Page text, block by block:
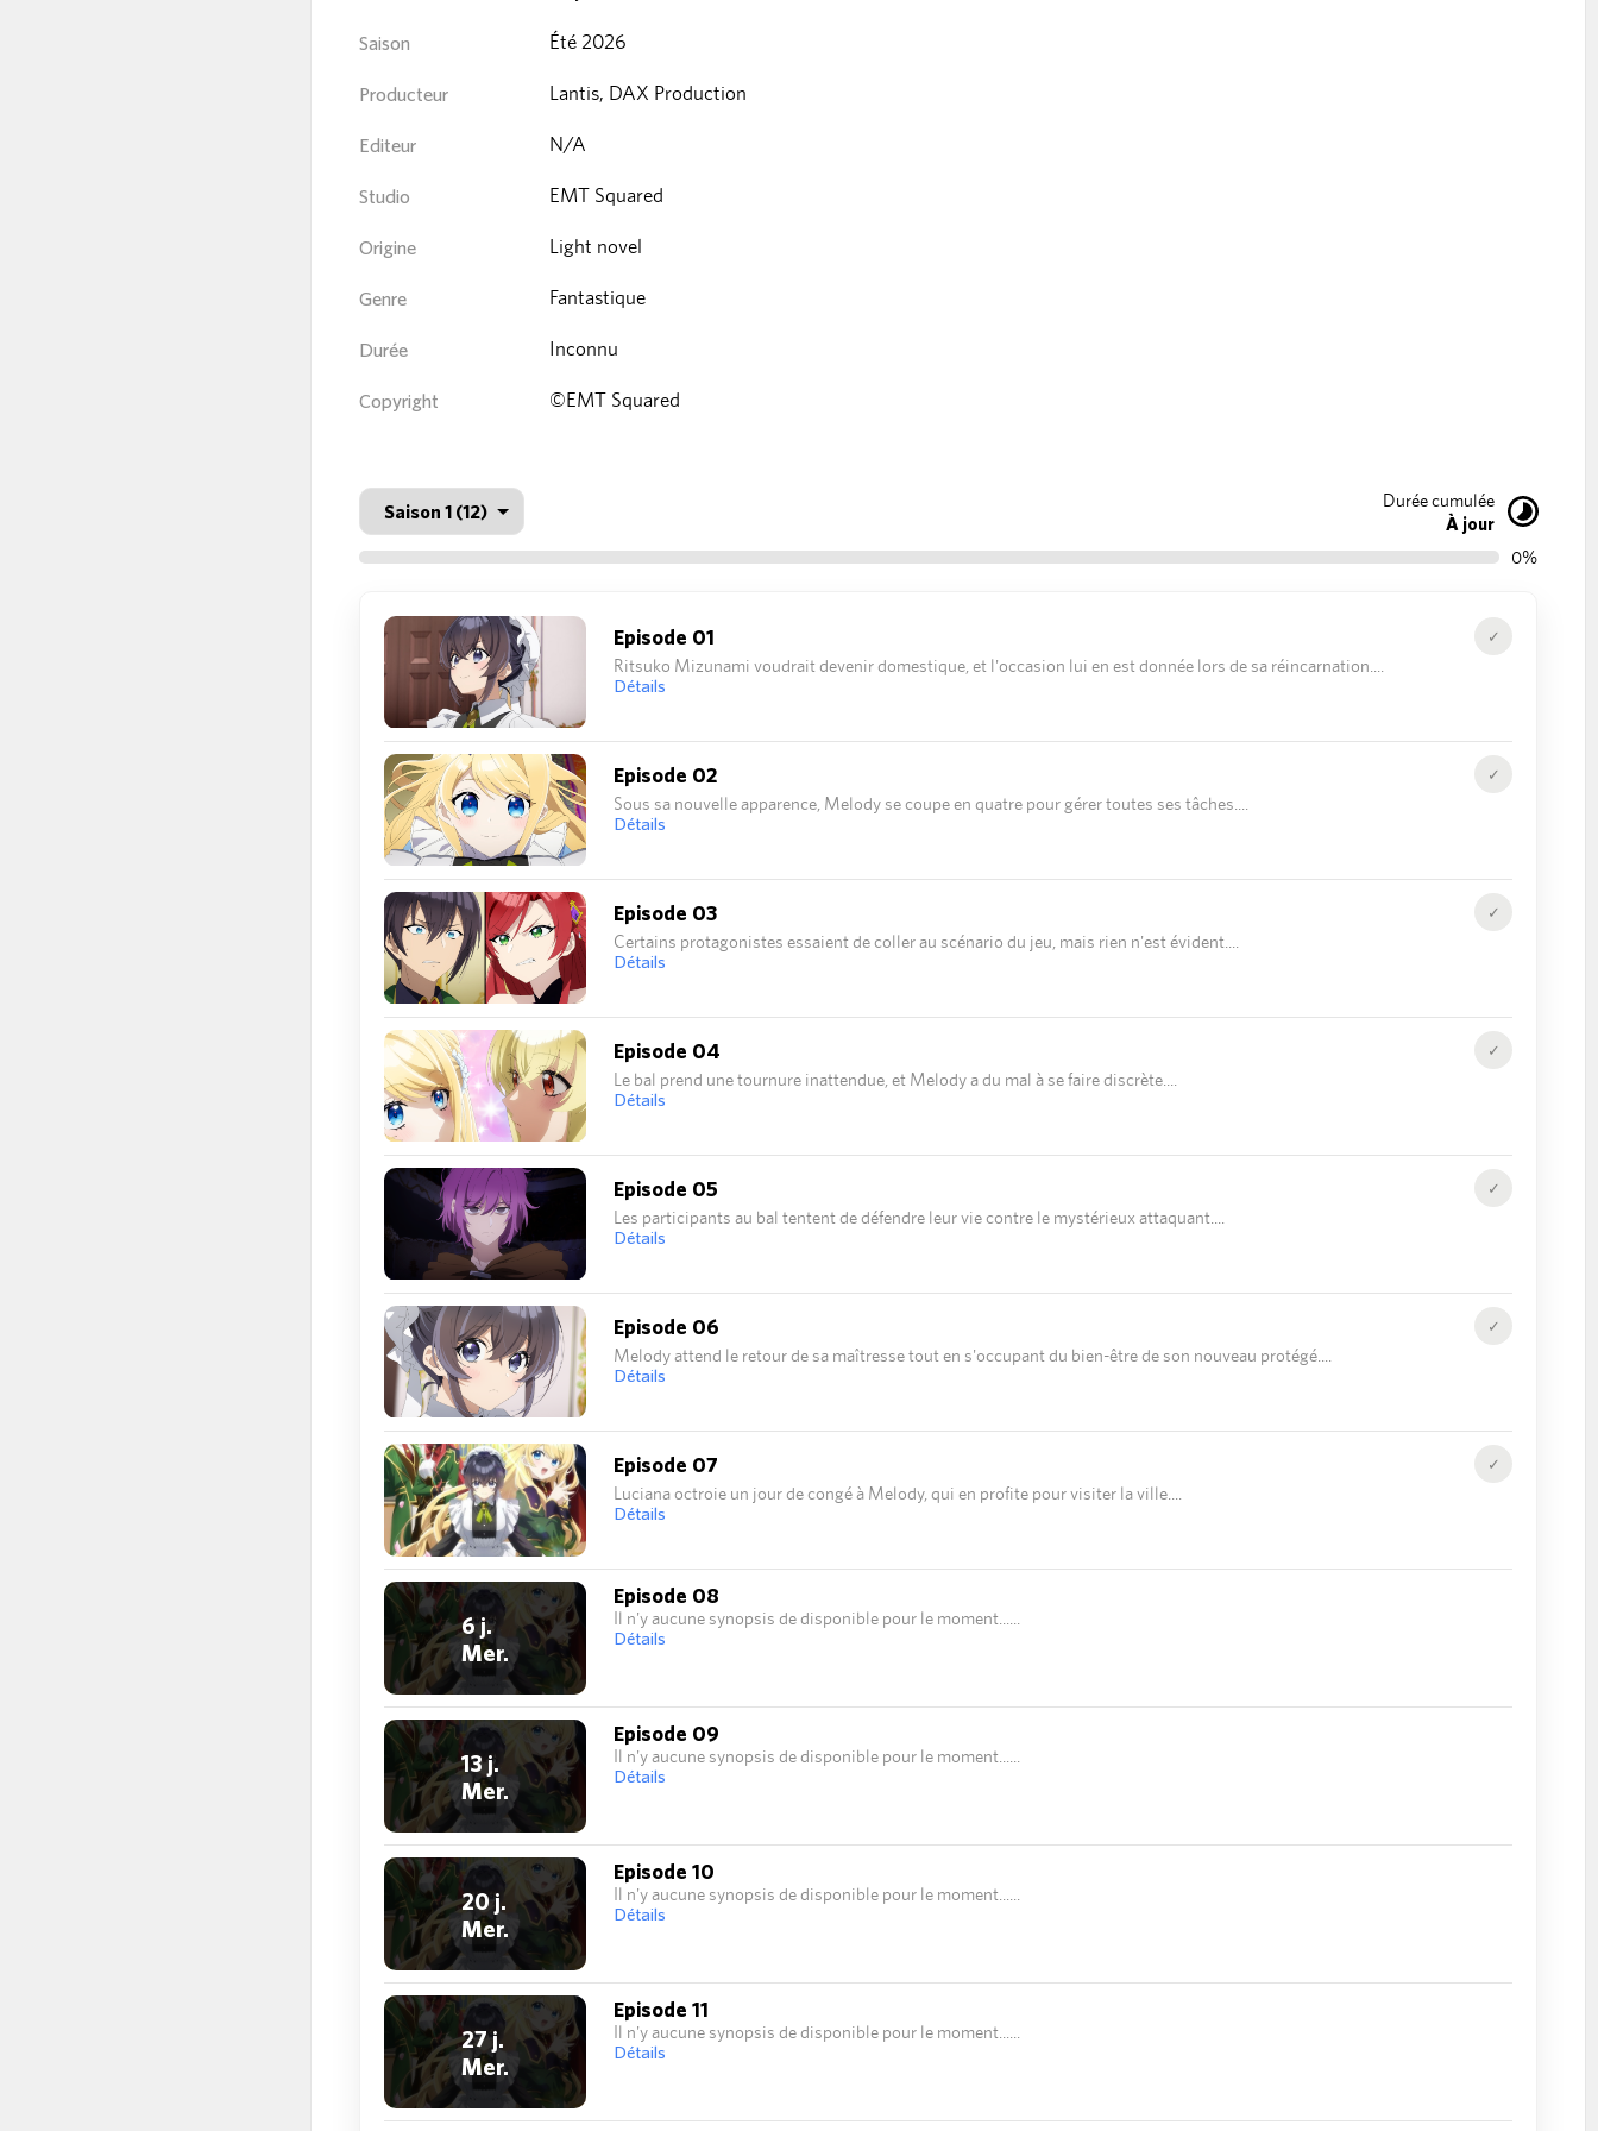
Saison Été 2026
Producteur Lantis, DAX Production
Editeur N/A
Studio EMT Squared
Origine Light novel
Genre Fantastique
Durée Inconnu
Copyright ©EMT Squared
Durée cumulée
À jour
0%
Episode 01 ✓
Ritsuko Mizunami voudrait devenir domestique, et l'occasion lui en est donnée lors de sa réincarnation.
Détails
Episode 02 ✓
Sous sa nouvelle apparence, Melody se coupe en quatre pour gérer toutes ses tâches.
Détails
Episode 03 ✓
Certains protagonistes essaient de coller au scénario du jeu, mais rien n'est évident.
Détails
Episode 04 ✓
Le bal prend une tournure inattendue, et Melody a du mal à se faire discrète.
Détails
Episode 05 ✓
Les participants au bal tentent de défendre leur vie contre le mystérieux attaquant.
Détails
Episode 06 ✓
Melody attend le retour de sa maîtresse tout en s'occupant du bien-être de son nouveau protégé.
Détails
Episode 07 ✓
Luciana octroie un jour de congé à Melody, qui en profite pour visiter la ville.
Détails
6 j.
Mer.
Episode 08
Il n'y aucune synopsis de disponible pour le moment...
Détails
13 j.
Mer.
Episode 09
Il n'y aucune synopsis de disponible pour le moment...
Détails
20 j.
Mer.
Episode 10
Il n'y aucune synopsis de disponible pour le moment...
Détails
27 j.
Mer.
Episode 11
Il n'y aucune synopsis de disponible pour le moment...
Détails